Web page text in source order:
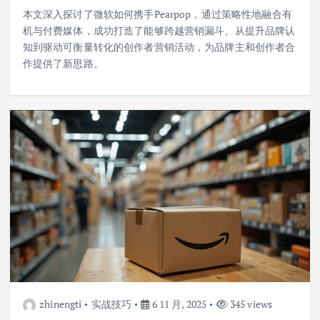
本文深入探讨了微软如何携手Pearpop，通过策略性地融合有
机与付费媒体，成功打造了能够跨越营销漏斗、从提升品牌认
知到驱动可衡量转化的创作者营销活动，为品牌主和创作者合
作提供了新思路。
zhinengti 实战技巧 6 11 月, 2025 345 views